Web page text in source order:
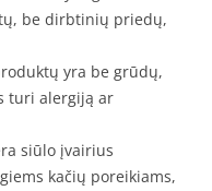
be dirbtinių priedų,
yra be grūdų,
turi alergiją ar
siūlo įvairius
kačių poreikiams,